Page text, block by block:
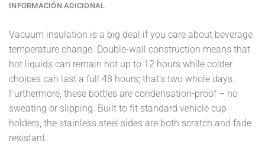
INFORMACIÓN ADICIONAL
Vacuum insulation is a big deal if you care about beverage
temperature change. Double-wall construction means that
hot liquids can remain hot up to 12 hours while colder
choices can last a full 48 hours; that’s two whole days.
Furthermore, these bottles are condensation-proof – no
sweating or slipping. Built to fit standard vehicle cup
holders, the stainless steel sides are both scratch and fade
resistant.